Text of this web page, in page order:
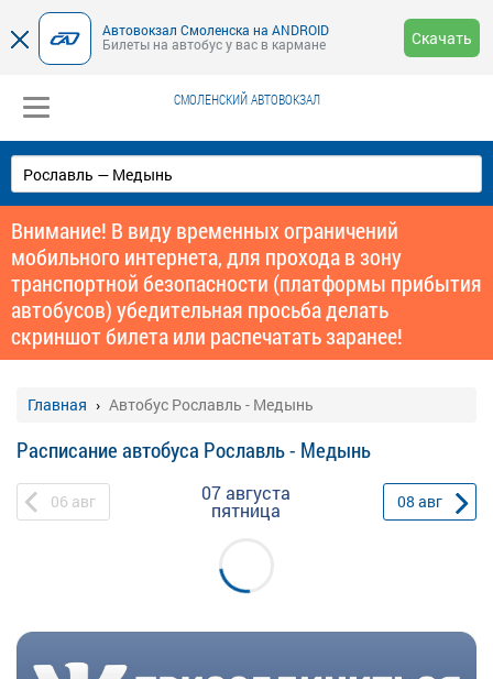
Автовокзал Смоленска на ANDROID
Билеты на автобус у вас в кармане
Скачать
СМОЛЕНСКИЙ АВТОВОКЗАЛ
Внимание! В виду временных ограничений
мобильного интернета, для прохода в зону
транспортной безопасности (платформы прибытия
автобусов) убедительная просьба делать
скриншот билета или распечатать заранее!
Главная Автобус Рославль - Медынь
Расписание автобуса Рославль - Медынь
06 авг 07 августа
пятница 08 авг